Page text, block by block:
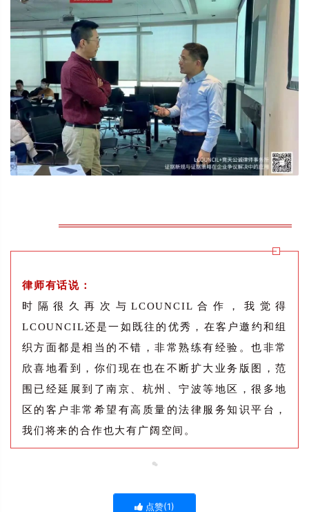
律师有话说：
时隔很久再次与LCOUNCIL合作，我觉得
LCOUNCIL还是一如既往的优秀，在客户邀约和组
织方面都是相当的不错，非常熟练有经验。也非常
欣喜地看到，你们现在也在不断扩大业务版图，范
围已经延展到了南京、杭州、宁波等地区，很多地
区的客户非常希望有高质量的法律服务知识平台，
我们将来的合作也大有广阔空间。
点赞(1)